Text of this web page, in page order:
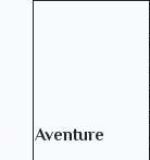
Aventure